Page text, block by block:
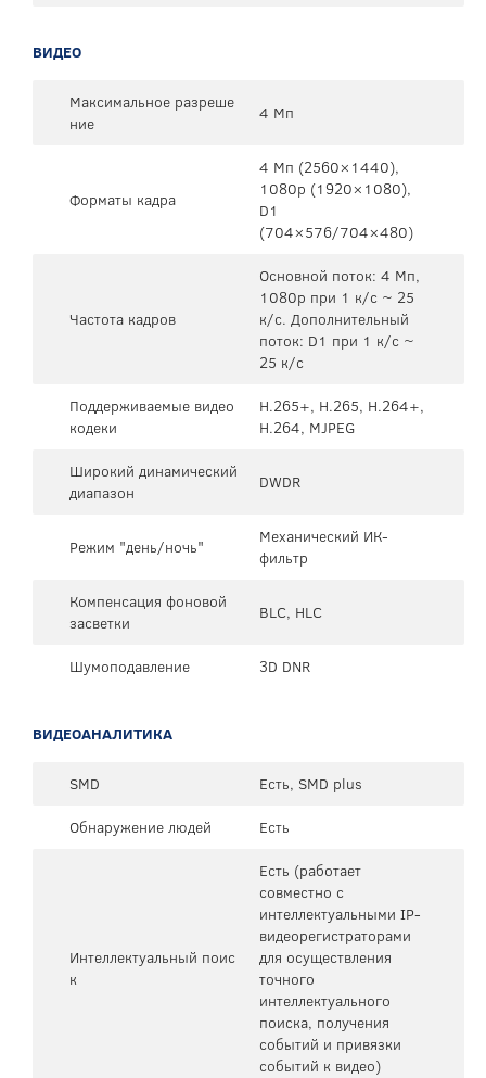
ВИДЕО
Максимальное разреше
ние
4 Мп
Форматы кадра
4 Мп (2560×1440),
1080p (1920×1080),
D1
(704×576/704×480)
Частота кадров
Основной поток: 4 Мп,
1080p при 1 к/с ~ 25
к/с. Дополнительный
поток: D1 при 1 к/с ~
25 к/с
Поддерживаемые видео
кодеки
H.265+, H.265, H.264+,
H.264, MJPEG
Широкий динамический
диапазон
DWDR
Режим "день/ночь"
Механический ИК-
фильтр
Компенсация фоновой
засветки
BLC, HLC
Шумоподавление 3D DNR
ВИДЕОАНАЛИТИКА
SMD
Есть, SMD plus
Обнаружение людей
Есть
Интеллектуальный поис
к
Есть (работает
совместно с
интеллектуальными IP-
видеорегистраторами
для осуществления
точного
интеллектуального
поиска, получения
событий и привязки
событий к видео)